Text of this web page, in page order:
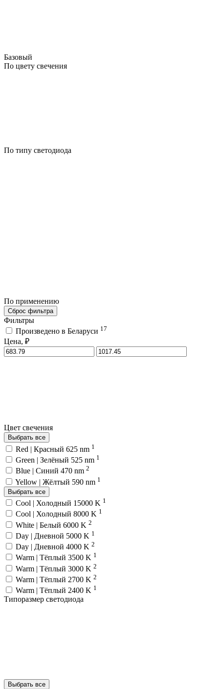
Базовый
По цвету свечения
По типу светодиода
По применению
Сброс фильтра
Фильтры
Произведено в Беларуси 17
Цена, ₽
Цвет свечения
Выбрать все
Red | Красный 625 nm 1
Green | Зелёный 525 nm 1
Blue | Синий 470 nm 2
Yellow | Жёлтый 590 nm 1
Выбрать все
Cool | Холодный 15000 K 1
Cool | Холодный 8000 K 1
White | Белый 6000 K 2
Day | Дневной 5000 K 1
Day | Дневной 4000 K 2
Warm | Тёплый 3500 K 1
Warm | Тёплый 3000 K 2
Warm | Тёплый 2700 K 2
Warm | Тёплый 2400 K 1
Типоразмер светодиода
Выбрать все